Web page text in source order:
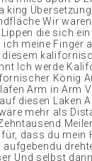
Wir
die sich
meine Finger
Ich werde
König
Arm in Arm
diesen Laken
mehr als
dass du
Und selbst